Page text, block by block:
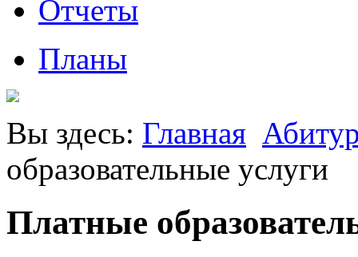
Отчеты
Планы
Вы здесь: Главная
образовательные услуги
Платные